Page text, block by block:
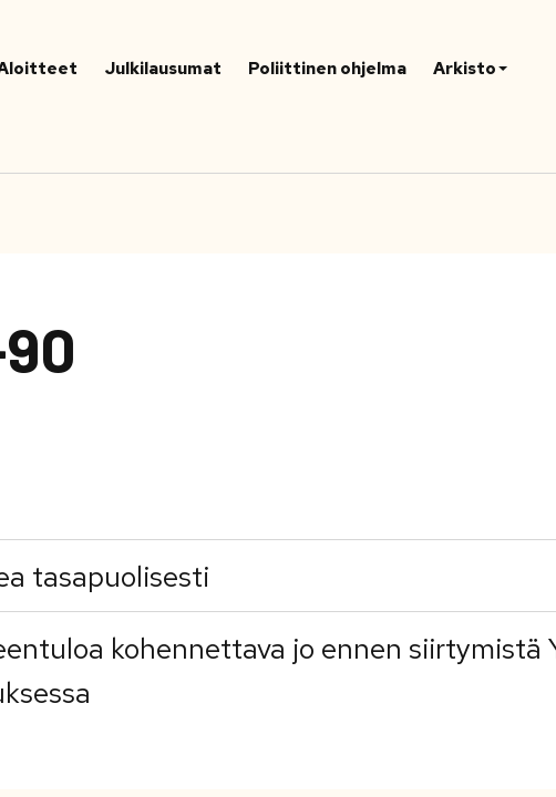
Julkilausumat Poliittinen ohjelma Arkisto
tasapuolisesti
kohennettava jo ennen siirtymistä